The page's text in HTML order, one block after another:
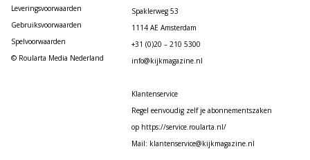
Leveringsvoorwaarden
Gebruiksvoorwaarden
Spelvoorwaarden
© Roularta Media Nederland
Spaklerweg 53
1114 AE Amsterdam
+31 (0)20 – 210 5300
info@kijkmagazine.nl
Klantenservice
Regel eenvoudig zelf je abonnementszaken
op https://service.roularta.nl/
Mail: klantenservice@kijkmagazine.nl